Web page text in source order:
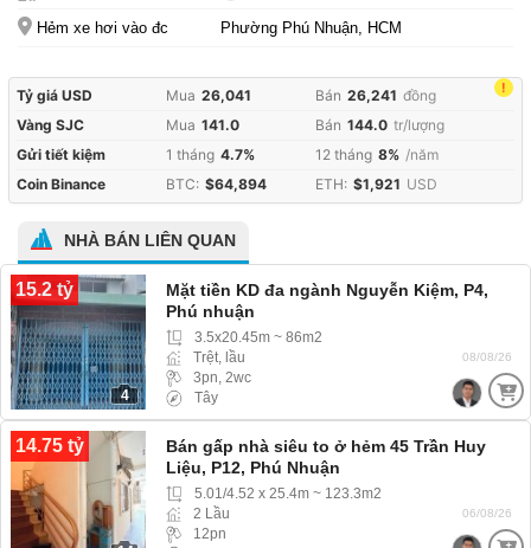
Hẻm xe hơi vào đc Phường Phú Nhuận, HCM
!
Tỷ giá USD Mua 26,041 Bán 26,241 đồng
Vàng SJC
Mua 141.0 Bán 144.0 tr/lượng
Gửi tiết kiệm
1 tháng 4.7% 12 tháng 8% /năm
Coin Binance
BTC: $64,894 ETH: $1,921 USD
NHÀ BÁN LIÊN QUAN
15.2 tỷ
4
Mặt tiền KD đa ngành Nguyễn Kiệm, P4,
Phú nhuận
3.5x20.45m ~ 86m2
Trệt, lầu
3pn, 2wc
Tây
08/08/26
14.75 tỷ
Bán gấp nhà siêu to ở hẻm 45 Trần Huy
Liệu, P12, Phú Nhuận
5.01/4.52 x 25.4m ~ 123.3m2
2 Lầu
12pn
06/08/26